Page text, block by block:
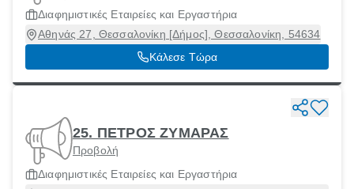
Διαφημιστικές Εταιρείες και Εργαστήρια
Αθηνάς 27, Θεσσαλονίκη [Δήμος], Θεσσαλονίκη, 54634
Κάλεσε Τώρα
25. ΠΕΤΡΟΣ ΖΥΜΑΡΑΣ
Προβολή
Διαφημιστικές Εταιρείες και Εργαστήρια